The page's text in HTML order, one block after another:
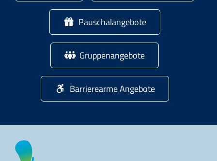
Pauschalangebote
Gruppenangebote
Barrierearme Angebote